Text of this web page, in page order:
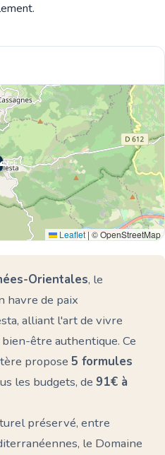
Ici
Leaflet | © OpenStreetMap
Orientales, le
havre de paix
alliant l'art de vivre
être authentique. Ce
propose 5 formules
les budgets, de 91€ à
préservé, entre
le Domaine